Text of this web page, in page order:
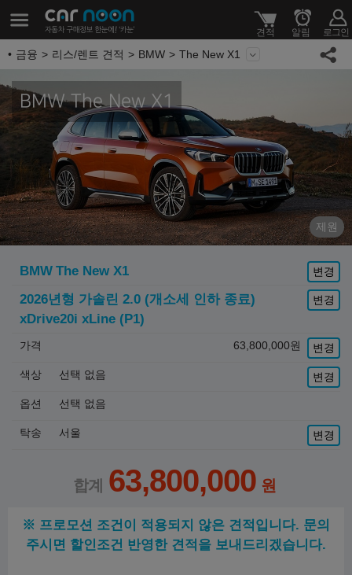
금융 리스/렌트 견적 BMW The New X1
BMW The New X1
제원
BMW The New X1 변경
2026년형 가솔린 2.0 (개소세 인하 종료)
xDrive20i xLine (P1)
변경
가격 63,800,000원 변경
색상 선택 없음 변경
옵션 선택 없음
탁송 서울 변경
63,800,000
※ 프로모션 조건이 적용되지 않은 견적입니다. 문의
주시면 할인조건 반영한 견적을 보내드리겠습니다.